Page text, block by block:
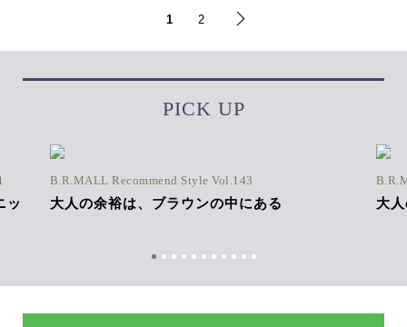
1 2
PICK UP
ッ
B.R.MALL Recommend Style Vol.143
大人の余裕は、ブラウンの中にある 大